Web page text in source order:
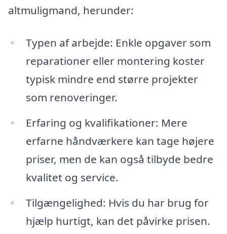
altmuligmand, herunder:
Typen af arbejde: Enkle opgaver som
reparationer eller montering koster
typisk mindre end større projekter
som renoveringer.
Erfaring og kvalifikationer: Mere
erfarne håndværkere kan tage højere
priser, men de kan også tilbyde bedre
kvalitet og service.
Tilgængelighed: Hvis du har brug for
hjælp hurtigt, kan det påvirke prisen.